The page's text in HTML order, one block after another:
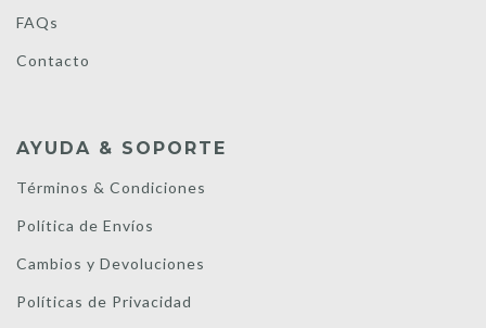
FAQs
Contacto
AYUDA & SOPORTE
Términos & Condiciones
Política de Envíos
Cambios y Devoluciones
Políticas de Privacidad